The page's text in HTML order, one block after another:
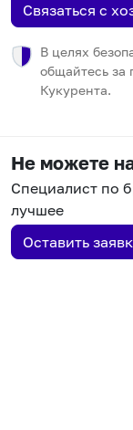
Связаться с
В целях
общайтесь за
Кукурента.
Не можете
Специалист по
лучшее
Оставить